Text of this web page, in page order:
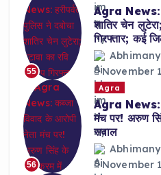
55
Agra News:
शातिर चेन
गिरफ्तार; कई
November
56
Agra
Agra News:
मंच पर! अरुण
सवाल
November